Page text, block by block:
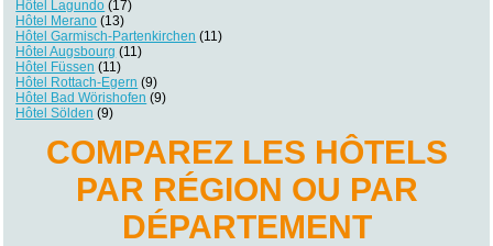
Hôtel Lagundo (17)
Hôtel Merano (13)
Hôtel Garmisch-Partenkirchen (11)
Hôtel Augsbourg (11)
Hôtel Füssen (11)
Hôtel Rottach-Egern (9)
Hôtel Bad Wörishofen (9)
Hôtel Sölden (9)
COMPAREZ LES HÔTELS
PAR RÉGION OU PAR
DÉPARTEMENT